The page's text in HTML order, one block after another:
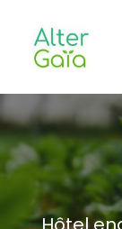
Accueil
Professionnels
Habitants